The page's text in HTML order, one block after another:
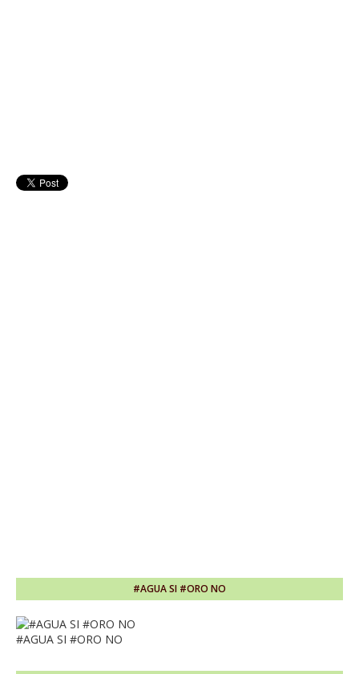
#AGUA SI #ORO NO
#AGUA SI #ORO NO